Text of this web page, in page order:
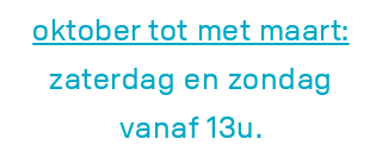
oktober tot met maart:
zaterdag en zondag
vanaf 13u.